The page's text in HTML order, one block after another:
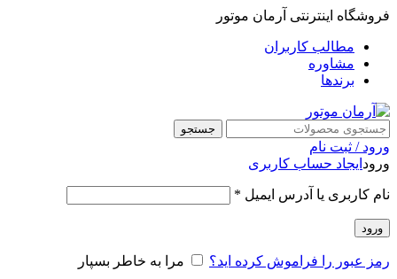
فروشگاه اینترنتی آرمان موتور
مطالب کاربران
مشاوره
برندها
جستجو
ورود / ثبت نام
ورود ایجاد حساب کاربری
نام کاربری یا آدرس ایمیل *
ورود
رمز عبور را فراموش کرده اید؟ مرا به خاطر بسپار